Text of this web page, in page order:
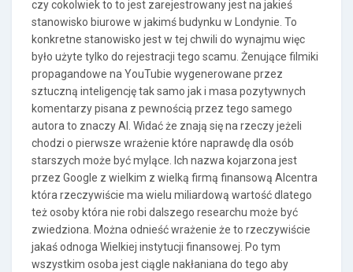
czy cokolwiek to to jest zarejestrowany jest na jakieś
stanowisko biurowe w jakimś budynku w Londynie. To
konkretne stanowisko jest w tej chwili do wynajmu więc
było użyte tylko do rejestracji tego scamu. Żenujące filmiki
propagandowe na YouTubie wygenerowane przez
sztuczną inteligencję tak samo jak i masa pozytywnych
komentarzy pisana z pewnością przez tego samego
autora to znaczy AI. Widać że znają się na rzeczy jeżeli
chodzi o pierwsze wrażenie które naprawdę dla osób
starszych może być mylące. Ich nazwa kojarzona jest
przez Google z wielkim z wielką firmą finansową Alcentra
która rzeczywiście ma wielu miliardową wartość dlatego
też osoby która nie robi dalszego researchu może być
zwiedziona. Można odnieść wrażenie że to rzeczywiście
jakaś odnoga Wielkiej instytucji finansowej. Po tym
wszystkim osoba jest ciągle nakłaniana do tego aby